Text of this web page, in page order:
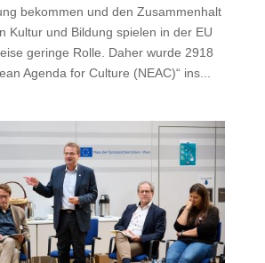
bekommen und den Zusammenhalt
Kultur und Bildung spielen in der EU
geringe Rolle. Daher wurde 2918
Agenda for Culture (NEAC)“ ins...